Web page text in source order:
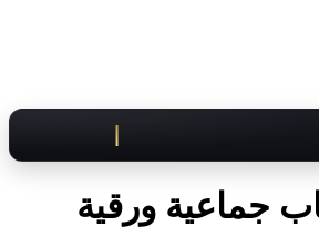
.. هنوصلك بسرعة!